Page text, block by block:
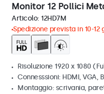
Monitor 12 Pollici
Articolo: 12HD7M
Spedizione prevista in 10-12
Risoluzione 1920 x 1080
Connesssioni: HDMI, VGA,
Montaggio: scrivania,